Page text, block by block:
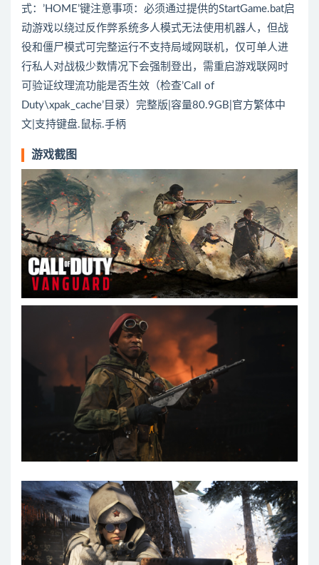
式：’HOME’键注意事项：必须通过提供的StartGame.bat启
动游戏以绕过反作弊系统多人模式无法使用机器人，但战
役和僵尸模式可完整运行不支持局域网联机，仅可单人进
行私人对战极少数情况下会强制登出，需重启游戏联网时
可验证纹理流功能是否生效（检查’Call of
Duty\xpak_cache’目录）完整版|容量80.9GB|官方繁体中
文|支持键盘.鼠标.手柄
游戏截图